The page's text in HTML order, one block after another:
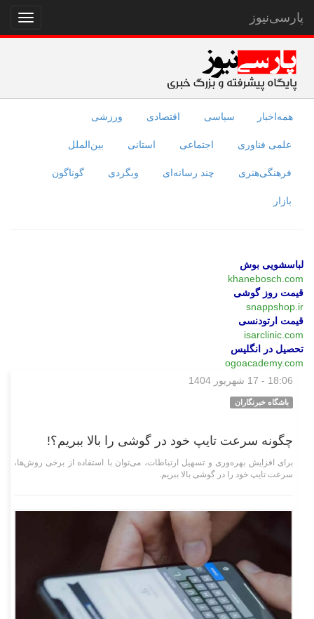
نمایش
منو
پارسی‌نیوز
همه‌اخبار سیاسی اقتصادی ورزشی
علمی فناوری اجتماعی استانی بین‌الملل
فرهنگی‌هنری چند رسانه‌ای وبگردی گوناگون
بازار
لباسشویی بوش
khanebosch.com
قیمت روز گوشی
snappshop.ir
قیمت ارتودنسی
isarclinic.com
تحصیل در انگلیس
ogoacademy.com
18:06 - 17 شهریور 1404
باشگاه خبرنگاران
چگونه سرعت تایپ خود در گوشی را بالا ببریم؟!
برای افزایش بهره‌وری و تسهیل ارتباطات، می‌توان با استفاده از برخی روش‌ها،
سرعت تایپ خود را در گوشی بالا ببریم.